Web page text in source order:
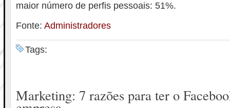
maior número de perfis pessoais: 51%.
Fonte: Administradores
Tags:
Marketing: 7 razões para ter o